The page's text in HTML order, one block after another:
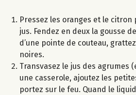
Pressez les oranges et le
jus. Fendez en deux la gousse
d’une pointe de couteau,
noires.
Transvasez le jus des agrumes
une casserole, ajoutez les
portez sur le feu. Quand le